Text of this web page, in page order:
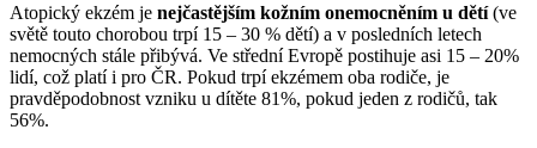
Atopický ekzém je nejčastějším kožním onemocněním u dětí(ve
světě touto chorobou trpí 15 – 30 % dětí) a v posledních letech
nemocných stále přibývá. Ve střední Evropě postihuje asi 15 – 20%
lidí, což platí i pro ČR. Pokud trpí ekzémem oba rodiče, je
pravděpodobnost vzniku u dítěte 81%, pokud jeden z rodičů, tak
56%.